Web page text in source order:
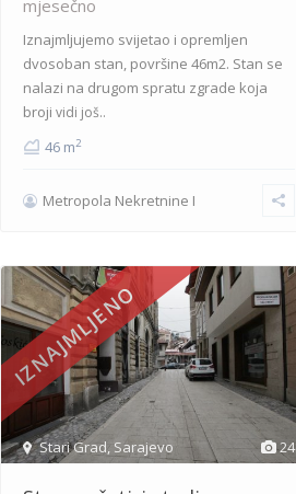
mjesečno
Iznajmljujemo svijetao i opremljen
dvosoban stan, površine 46m2. Stan se
nalazi na drugom spratu zgrade koja
broji vidi još..
46 m2
Metropola Nekretnine I
24
Stari Grad, Sarajevo
IZNAJMLJENO